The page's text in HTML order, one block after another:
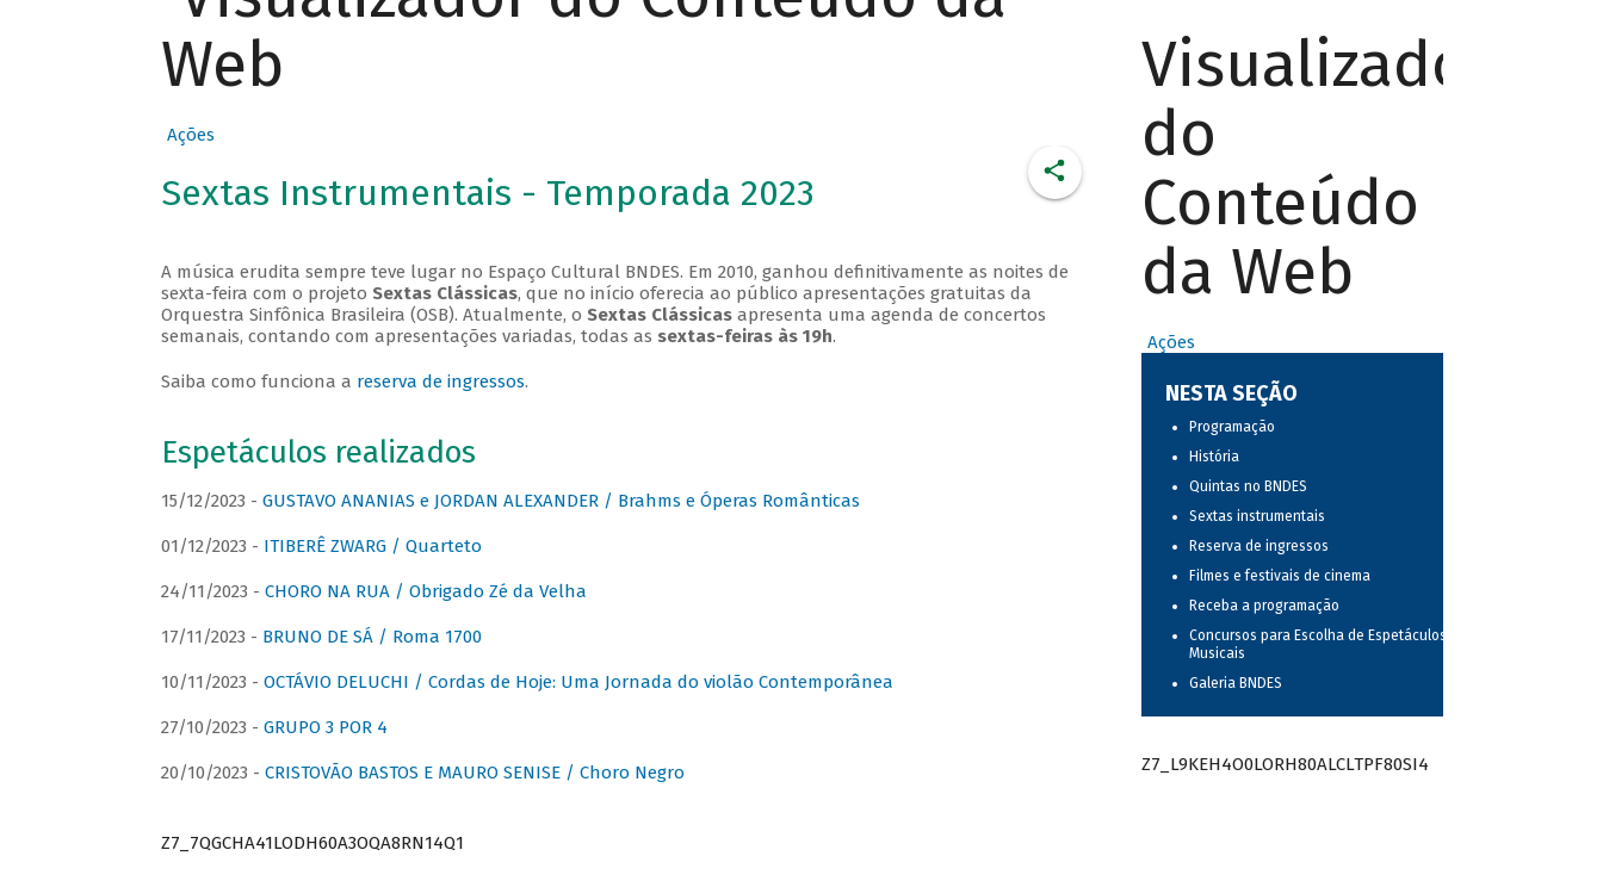
Web
Ações
Sextas Instrumentais - Temporada 2023
A música erudita sempre teve lugar no Espaço Cultural BNDES. Em 2010, ganhou definitivamente as noites de
sexta-feira com o projeto Sextas Clássicas, que no início oferecia ao público apresentações gratuitas da
Orquestra Sinfônica Brasileira (OSB). Atualmente, o Sextas Clássicasapresenta uma agenda de concertos
semanais, contando com apresentações variadas, todas as sextas-feiras às 19h.
Saiba como funciona a reserva de ingressos.
Espetáculos realizados
15/12/2023 - GUSTAVO ANANIAS e JORDAN ALEXANDER / Brahms e Óperas Românticas
01/12/2023 - ITIBERÊ ZWARG / Quarteto
24/11/2023 - CHORO NA RUA / Obrigado Zé da Velha
17/11/2023 - BRUNO DE SÁ / Roma 1700
10/11/2023 - OCTÁVIO DELUCHI / Cordas de Hoje: Uma Jornada do violão Contemporânea
27/10/2023 - GRUPO 3 POR 4
20/10/2023 - CRISTOVÃO BASTOS E MAURO SENISE / Choro Negro
Z7_7QGCHA41LODH60A3OQA8RN14Q1
Visualizador
do
Conteúdo
da Web
Ações
NESTA SEÇÃO
Programação
História
Quintas no BNDES
Sextas instrumentais
Reserva de ingressos
Filmes e festivais de cinema
Receba a programação
Concursos para Escolha de Espetáculos
Musicais
Galeria BNDES
Z7_L9KEH4O0LORH80ALCLTPF80SI4